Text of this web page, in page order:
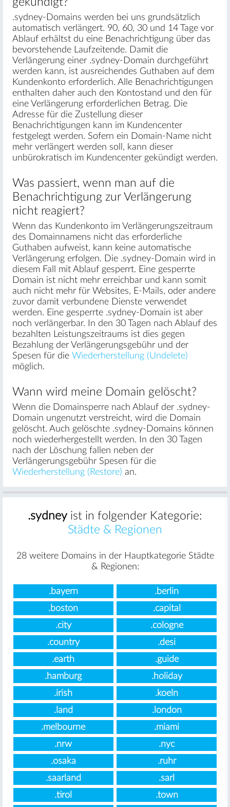
.sydney-Domains werden bei uns grundsätzlich
automatisch verlängert. 90, 60, 30 und 14 Tage vor
Ablauf erhältst du eine Benachrichtigung über das
bevorstehende Laufzeitende. Damit die
Verlängerung einer .sydney-Domain durchgeführt
werden kann, ist ausreichendes Guthaben auf dem
Kundenkonto erforderlich. Alle Benachrichtigungen
enthalten daher auch den Kontostand und den für
eine Verlängerung erforderlichen Betrag. Die
Adresse für die Zustellung dieser
Benachrichtigungen kann im Kundencenter
festgelegt werden. Sofern ein Domain-Name nicht
mehr verlängert werden soll, kann dieser
unbürokratisch im Kundencenter gekündigt werden.
Was passiert, wenn man auf die
Benachrichtigung zur Verlängerung
nicht reagiert?
Wenn das Kundenkonto im Verlängerungszeitraum
des Domainnamens nicht das erforderliche
Guthaben aufweist, kann keine automatische
Verlängerung erfolgen. Die .sydney-Domain wird in
diesem Fall mit Ablauf gesperrt. Eine gesperrte
Domain ist nicht mehr erreichbar und kann somit
auch nicht mehr für Websites, E-Mails, oder andere
zuvor damit verbundene Dienste verwendet
werden. Eine gesperrte .sydney-Domain ist aber
noch verlängerbar. In den 30 Tagen nach Ablauf des
bezahlten Leistungszeitraums ist dies gegen
Bezahlung der Verlängerungsgebühr und der
Spesen für die Wiederherstellung (Undelete)
möglich.
Wann wird meine Domain gelöscht?
Wenn die Domainsperre nach Ablauf der .sydney-
Domain ungenutzt verstreicht, wird die Domain
gelöscht. Auch gelöschte .sydney-Domains können
noch wiederhergestellt werden. In den 30 Tagen
nach der Löschung fallen neben der
Verlängerungsgebühr Spesen für die
Wiederherstellung (Restore) an.
.sydney ist in folgender Kategorie:
Städte & Regionen
28 weitere Domains in der Hauptkategorie Städte
& Regionen:
.bayern
.berlin
.boston
.capital
.city
.cologne
.country
.desi
.earth
.guide
.hamburg
.holiday
.irish
.koeln
.land
.london
.melbourne
.miami
.nrw
.nyc
.osaka
.ruhr
.saarland
.sarl
.tirol
.town